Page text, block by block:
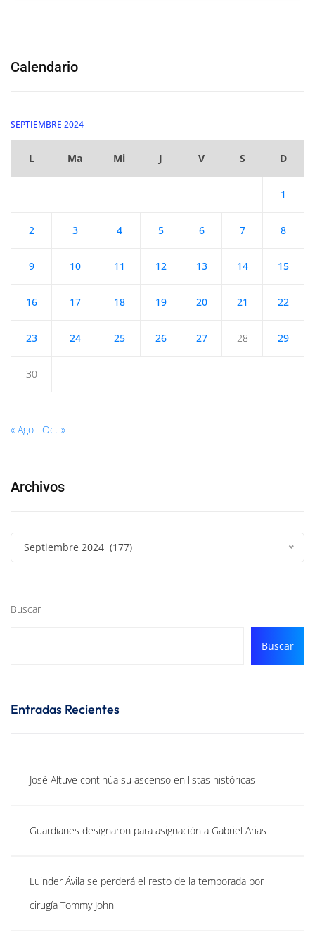
Calendario
SEPTIEMBRE 2024
L Ma Mi J V S D
1
2 3 4 5 6 7 8
9 10 11 12 13 14 15
16 17 18 19 20 21 22
23 24 25 26 27 28 29
30
« Ago Oct »
Archivos
Septiembre 2024 (177)
Buscar
Buscar
Entradas Recientes
José Altuve continúa su ascenso en listas históricas
Guardianes designaron para asignación a Gabriel Arias
Luinder Ávila se perderá el resto de la temporada por
cirugía Tommy John